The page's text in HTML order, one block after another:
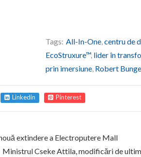
Tags: All-In-One centru de
EcoStruxure™, lider în
prin imersiune Robert
Linkedin Pinterest
extindere a Electroputere Mall
Ministrul Cseke Attila, modificări de